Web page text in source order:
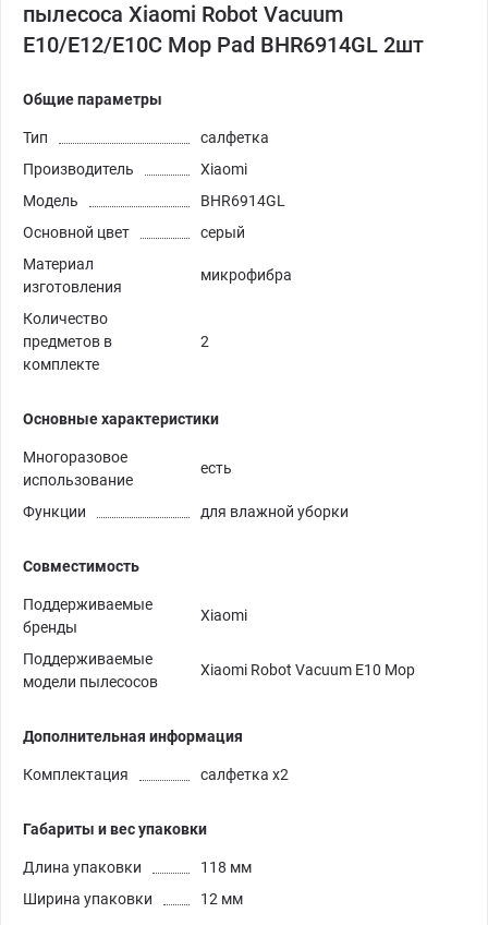
пылесоса Xiaomi Robot Vacuum
E10/E12/E10C Mop Pad BHR6914GL 2шт
Общие параметры
Тип
салфетка
Производитель
Xiaomi
Модель
BHR6914GL
Основной цвет
серый
Материал
изготовления
микрофибра
Количество
предметов в
комплекте
2
Основные характеристики
Многоразовое
использование
есть
Функции для влажной уборки
Совместимость
Поддерживаемые
бренды
Xiaomi
Поддерживаемые
модели пылесосов
Xiaomi Robot Vacuum E10 Mop
Дополнительная информация
Комплектация салфетка x2
Габариты и вес упаковки
Длина упаковки
118 мм
Ширина упаковки
12 мм